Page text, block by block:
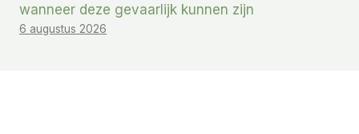
wanneer deze gevaarlijk kunnen zijn
6 augustus 2026